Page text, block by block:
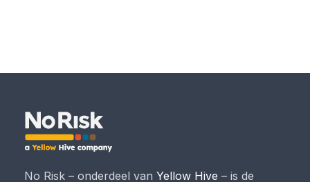
No Risk – onderdeel van Yellow Hive – is de